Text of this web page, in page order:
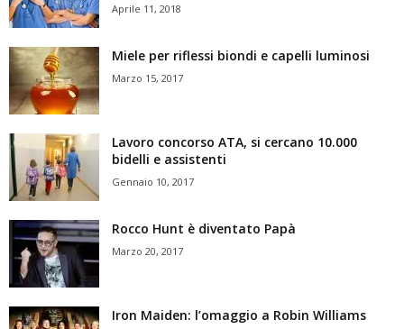
Aprile 11, 2018
Miele per riflessi biondi e capelli luminosi
Marzo 15, 2017
Lavoro concorso ATA, si cercano 10.000
bidelli e assistenti
Gennaio 10, 2017
Rocco Hunt è diventato Papà
Marzo 20, 2017
Iron Maiden: l’omaggio a Robin Williams